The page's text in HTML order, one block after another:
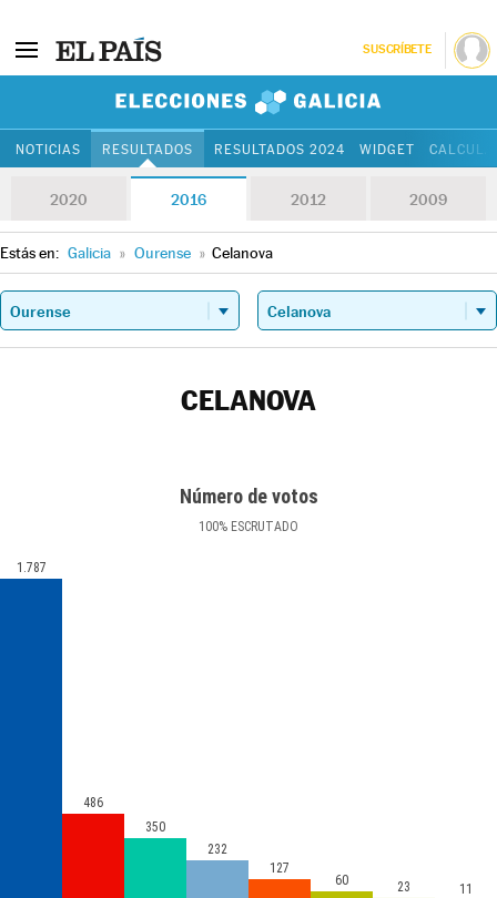
SUSCRÍBETE
NOTICIAS RESULTADOS RESULTADOS 2024 WIDGET
2020 2016 2012 2009
Estás en: Galicia » Ourense » Celanova
CELANOVA
Número de votos
100% ESCRUTADO
1.787
486
350
232
127
60 23 11